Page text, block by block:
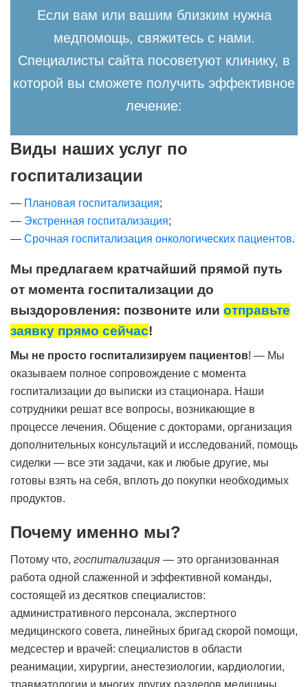
Если вам или вашим близким нужна
медпомощь, свяжитесь с нами.
Специалисты сайта посоветуют клинику, в
которой вы сможете получить эффективное
лечение:
Виды наших услуг по
госпитализации
— Плановая госпитализация;
— Экстренная госпитализация;
— Срочная госпитализация онкологических пациентов.
Мы предлагаем кратчайший прямой путь
от момента госпитализации до
выздоровления: позвоните или отправьте
заявку прямо сейчас!
Мы не просто госпитализируем пациентов! — Мы
оказываем полное сопровождение с момента
госпитализации до выписки из стационара. Наши
сотрудники решат все вопросы, возникающие в
процессе лечения. Общение с докторами, организация
дополнительных консультаций и исследований, помощь
сиделки — все эти задачи, как и любые другие, мы
готовы взять на себя, вплоть до покупки необходимых
продуктов.
Почему именно мы?
Потому что, госпитализация — это организованная
работа одной слаженной и эффективной команды,
состоящей из десятков специалистов:
административного персонала, экспертного
медицинского совета, линейных бригад скорой помощи,
медсестер и врачей: специалистов в области
реанимации, хирургии, анестезиологии, кардиологии,
травматологии и многих других разделов медицины.